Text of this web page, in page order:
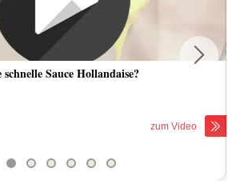
Sauce Hollandaise?
zum Video